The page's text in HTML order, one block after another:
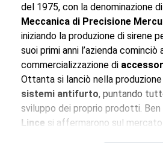
del 1975, con la denominazione di
Meccanica di Precisione
iniziando la produzione di sirene
suoi primi anni l’azienda
commercializzazione di
Ottanta si lanciò nella
sistemi antifurto, puntando
sviluppo dei proprio prodotti.
Lince si affermarono sul